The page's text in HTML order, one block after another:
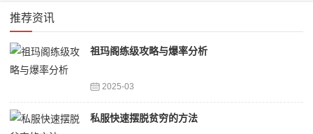
推荐资讯
祖玛阁练级攻略与爆率分析
2025-03
私服快速摆脱贫穷的方法